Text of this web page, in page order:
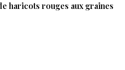
haricots rouges aux graines